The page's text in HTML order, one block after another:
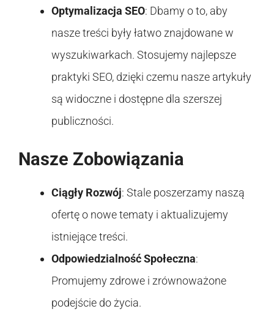
Optymalizacja SEO: Dbamy o to, aby
nasze treści były łatwo znajdowane w
wyszukiwarkach. Stosujemy najlepsze
praktyki SEO, dzięki czemu nasze artykuły
są widoczne i dostępne dla szerszej
publiczności.
Nasze Zobowiązania
Ciągły Rozwój: Stale poszerzamy naszą
ofertę o nowe tematy i aktualizujemy
istniejące treści.
Odpowiedzialność Społeczna:
Promujemy zdrowe i zrównoważone
podejście do życia.